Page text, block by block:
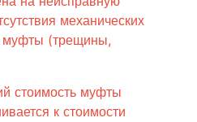
механических
муфты (трещины,
стоимость муфты
к стоимости